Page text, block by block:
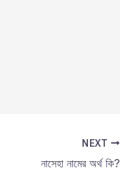
NEXT
নাসেহা নামের অর্থ কি?